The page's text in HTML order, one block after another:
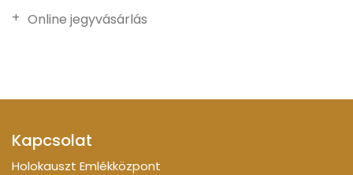
Online jegyvásárlás
Kapcsolat
Holokauszt Emlékközpont